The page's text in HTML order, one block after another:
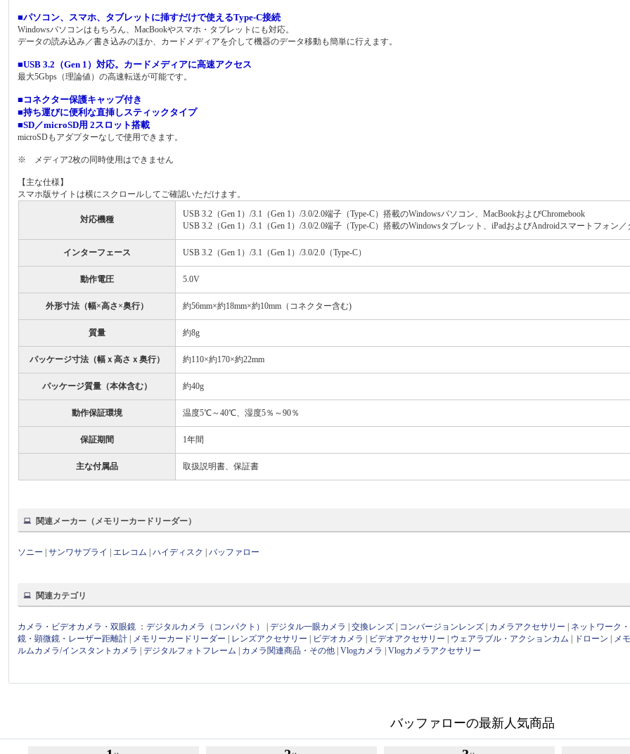
■パソコン、スマホ、タブレットに挿すだけで使えるType-C接続
Windowsパソコンはもちろん、MacBookやスマホ・タブレットにも対応。
データの読み込み／書き込みのほか、カードメディアを介して機器のデータ移動も簡単に行えます。
■USB 3.2（Gen 1）対応。カードメディアに高速アクセス
最大5Gbps（理論値）の高速転送が可能です。
■コネクター保護キャップ付き
■持ち運びに便利な直挿しスティックタイプ
■SD／microSD用 2スロット搭載
microSDもアダプターなしで使用できます。
※ メディア2枚の同時使用はできません
【主な仕様】
スマホ版サイトは横にスクロールしてご確認いただけます。
対応機種
USB 3.2（Gen 1）/3.1（Gen 1）/3.0/2.0端子（Type-C）搭載のWindowsパソコン、MacBookおよびChromebook
USB 3.2（Gen 1）/3.1（Gen 1）/3.0/2.0端子（Type-C）搭載のWindowsタブレット、iPadおよびAndroidスマートフォン
インターフェース USB 3.2（Gen 1）/3.1（Gen 1）/3.0/2.0（Type-C）
動作電圧 5.0V
外形寸法（幅×高さ×奥行） 約56mm×約18mm×約10mm（コネクター含む)
質量 約8g
パッケージ寸法（幅ｘ高さｘ奥行） 約110×約170×約22mm
パッケージ質量（本体含む） 約40g
動作保証環境 温度5℃～40℃、湿度5％～90％
保証期間 1年間
主な付属品 取扱説明書、保証書
関連メーカー（メモリーカードリーダー）
ソニー |サンワサプライ エレコム |ハイディスク |バッファロー
関連カテゴリ
カメラ・ビデオカメラ・双眼鏡 ：デジタルカメラ（コンパクト） |デジタル一眼カメラ |交換レンズ コンバージョンレンズ カメラアクセサリー
ネットワーク
鏡・顕微鏡・レーザー距離計
メモリーカードリーダー レンズアクセサリー ビデオカメラ ビデオアクセサリー ウェアラブル・アクションカム ドローン
メ
ルムカメラ/インスタントカメラ
|デジタルフォトフレーム カメラ関連商品・その他 |Vlogカメラ |Vlogカメラアクセサリー
バッファローの最新人気商品